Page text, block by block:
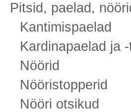
Pitsid, paelad,
Kantimispaelad
Kardinapaelad ja
Nöörid
Nööristopperid
Nööri otsikud